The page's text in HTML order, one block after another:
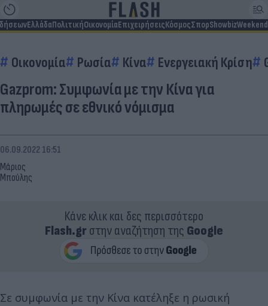
ΕλλάδαΠολιτικήΟικονομίαΕπιχειρήσειςΚόσμοςΣπορShowbizWeekend
Οικονομία Ρωσία Κίνα Ενεργειακή Κρίση
Gazprom: Συμφωνία με την Κίνα για
πληρωμές σε εθνικό νόμισμα
Μάριος
Μπούλης
06.09.2022 16:51
Κάνε κλικ και δες περισσότερο
Flash.grστην αναζήτηση της Google
Σε συμφωνία με την Κίνα κατέληξε η ρωσική